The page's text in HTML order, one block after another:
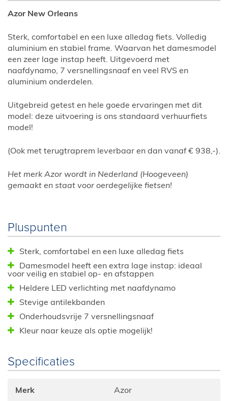
Azor New Orleans
Sterk, comfortabel en een luxe alledag fiets. Volledig
aluminium en stabiel frame. Waarvan het damesmodel
een zeer lage instap heeft. Uitgevoerd met
naafdynamo, 7 versnellingsnaaf en veel RVS en
aluminium onderdelen.
Uitgebreid getest en hele goede ervaringen met dit
model: deze uitvoering is ons standaard verhuurfiets
model!
(Ook met terugtraprem leverbaar en dan vanaf € 938,-).
Het merk Azor wordt in Nederland (Hoogeveen)
gemaakt en staat voor oerdegelijke fietsen!
Pluspunten
Sterk, comfortabel en een luxe alledag fiets
Damesmodel heeft een extra lage instap: ideaal
voor veilig en stabiel op- en afstappen
Heldere LED verlichting met naafdynamo
Stevige antilekbanden
Onderhoudsvrije 7 versnellingsnaaf
Kleur naar keuze als optie mogelijk!
Specificaties
Merk Azor